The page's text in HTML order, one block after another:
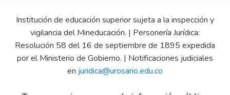
Institución de educación superior sujeta a la inspección y
vigilancia del Mineducación. | Personería Jurídica:
Resolución 58 del 16 de septiembre de 1895 expedida
por el Ministerio de Gobierno. | Notificaciones judiciales
en juridica@urosario.edu.co